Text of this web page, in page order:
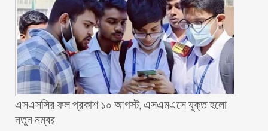
এসএসসির ফল প্রকাশ ১০ আগস্ট, এসএমএসে যুক্ত হলো
নতুন নম্বর